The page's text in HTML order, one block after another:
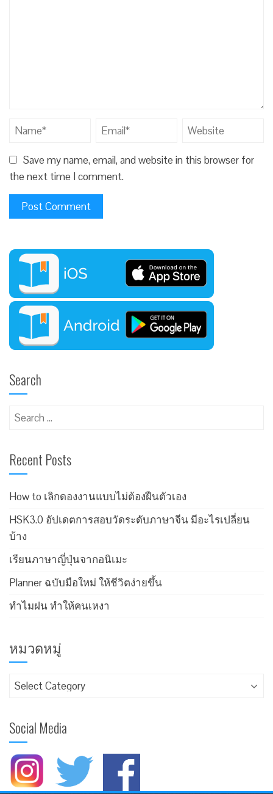
Save my name, email, and website in this browser for
the next time I comment.
Search
Recent Posts
How to เลิกดองงานแบบไม่ต้องฝืนตัวเอง
HSK3.0 อัปเดตการสอบวัดระดับภาษาจีน มีอะไรเปลี่ยน
บ้าง
เรียนภาษาญี่ปุ่นจากอนิเมะ
Planner ฉบับมือใหม่ ให้ชีวิตง่ายขึ้น
ทำไมฝน ทำให้คนเหงา
หมวดหมู่
Social Media